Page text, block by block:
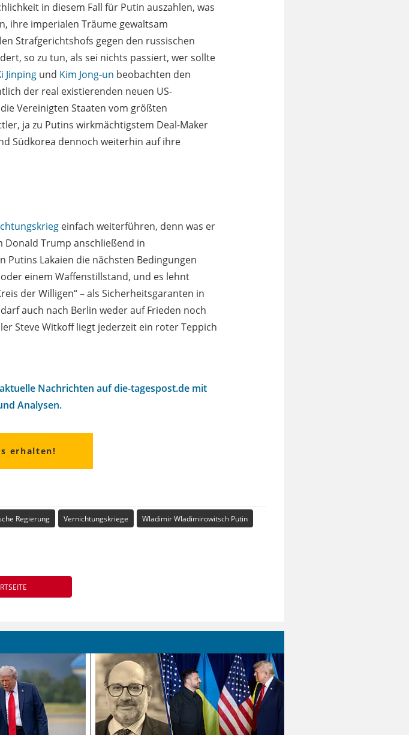
in diesem Fall für Putin auszahlen, was
ihre imperialen Träume gewaltsam
Strafgerichtshofs gegen den russischen
so zu tun, als sei nichts passiert, wer sollte
Jinping und Kim Jong-un beobachten den
der real existierenden neuen US-
Vereinigten Staaten vom größten
ja zu Putins wirkmächtigstem Deal-Maker
Südkorea dennoch weiterhin auf ihre
einfach weiterführen, denn was er
Trump anschließend in
Putins Lakaien die nächsten Bedingungen
einem Waffenstillstand, und es lehnt
der Willigen“ – als Sicherheitsgaranten in
auch nach Berlin weder auf Frieden noch
Steve Witkoff liegt jederzeit ein roter Teppich
Nachrichten auf die-tagespost.de mit
Analysen.
erhalten!
Regierung Vernichtungskriege Wladimir Wladimirowitsch Putin